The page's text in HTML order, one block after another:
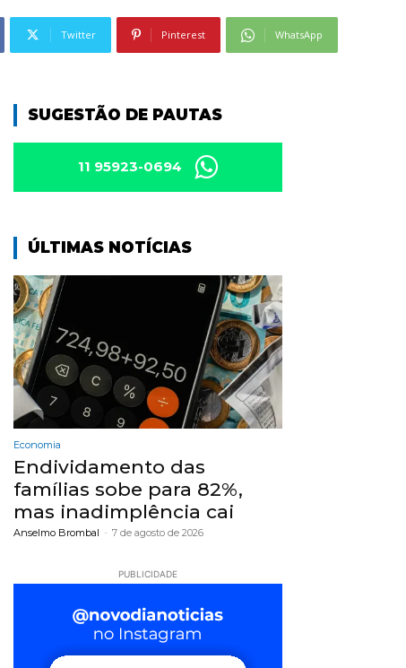
Twitter Pinterest WhatsApp
SUGESTÃO DE PAUTAS
11 95923-0694
ÚLTIMAS NOTÍCIAS
Economia
Endividamento das
famílias sobe para 82%,
mas inadimplência cai
Anselmo Brombal - 7 de agosto de 2026
PUBLICIDADE